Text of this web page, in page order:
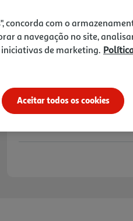
Notas de preparação
concorda com o
a navegação no site,
de marketing.
Aceitar todos os cookies